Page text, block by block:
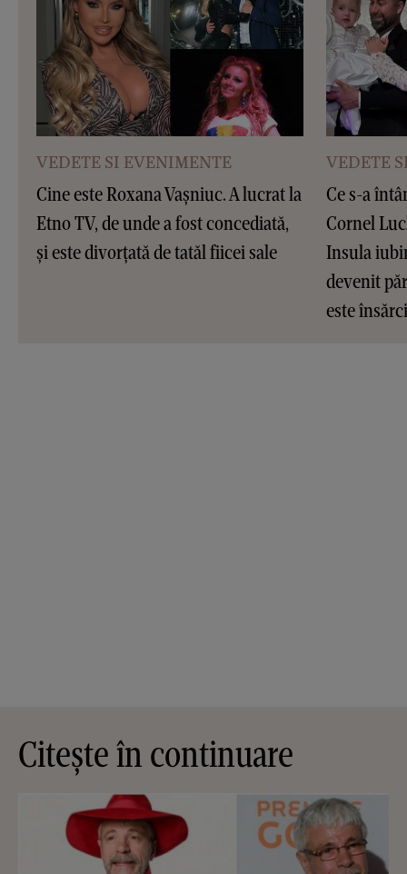
VEDETE SI EVENIMENTE
Cine este Roxana Vașniuc. A lucrat la
Etno TV, de unde a fost concediată,
și este divorțată de tatăl fiicei sale
VEDETE
Ce s-a
Cornel
Insula
devenit
este
Citește în continuare